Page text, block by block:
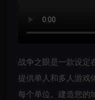
战争之眼是一款设定
提供单人和多人游戏
每个单位。建造您的